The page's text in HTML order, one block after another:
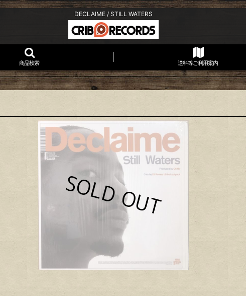
DECLAIME / STILL WATERS
商品検索 送料等ご利用案内